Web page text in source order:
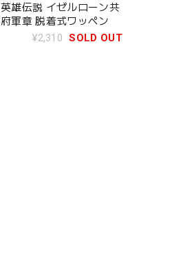
雄伝説 イゼルローン共
軍章 脱着式ワッペン
¥2,310 SOLD OUT